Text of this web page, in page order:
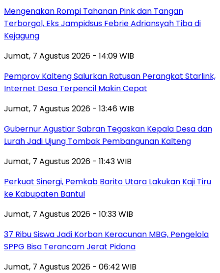
Mengenakan Rompi Tahanan Pink dan Tangan
Terborgol, Eks Jampidsus Febrie Adriansyah Tiba di
Kejagung
Jumat, 7 Agustus 2026 - 14:09 WIB
Pemprov Kalteng Salurkan Ratusan Perangkat Starlink,
Internet Desa Terpencil Makin Cepat
Jumat, 7 Agustus 2026 - 13:46 WIB
Gubernur Agustiar Sabran Tegaskan Kepala Desa dan
Lurah Jadi Ujung Tombak Pembangunan Kalteng
Jumat, 7 Agustus 2026 - 11:43 WIB
Perkuat Sinergi, Pemkab Barito Utara Lakukan Kaji Tiru
ke Kabupaten Bantul
Jumat, 7 Agustus 2026 - 10:33 WIB
37 Ribu Siswa Jadi Korban Keracunan MBG, Pengelola
SPPG Bisa Terancam Jerat Pidana
Jumat, 7 Agustus 2026 - 06:42 WIB